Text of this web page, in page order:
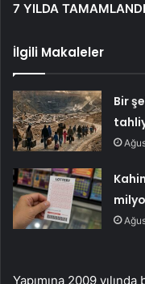
7 YILDA TAMAMLANDI
İlgili Makaleler
Bir
Yapımına 2009